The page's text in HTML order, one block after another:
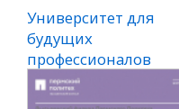
Университет для
будущих
профессионалов